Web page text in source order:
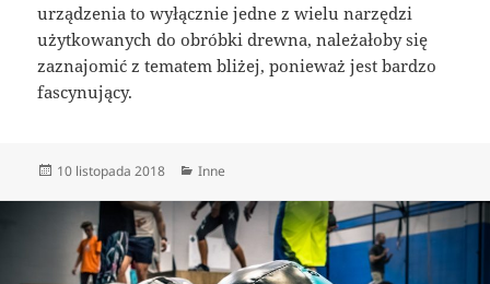
urządzenia to wyłącznie jedne z wielu narzędzi
użytkowanych do obróbki drewna, należałoby się
zaznajomić z tematem bliżej, ponieważ jest bardzo
fascynujący.
Data
10 listopada 2018 Kategorie
Inne